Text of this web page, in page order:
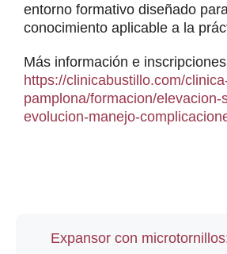
entorno formativo diseñado
conocimiento aplicable a la
Más información e
https://clinicabustillo.com/
pamplona/formacion/elevacion-
evolucion-manejo-
Expansor con